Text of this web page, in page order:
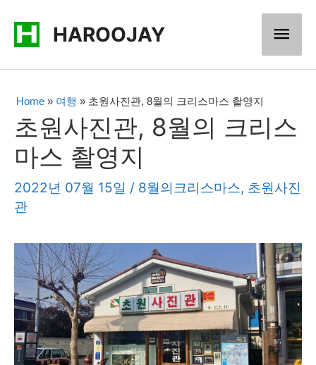
HAROOJAY
메
인
뉴
Home » 여행 » 초원사진관, 8월의 크리스마스 촬영지
초원사진관, 8월의 크리스
마스 촬영지
2022년 07월 15일 / 8월의크리스마스, 초원사진
관